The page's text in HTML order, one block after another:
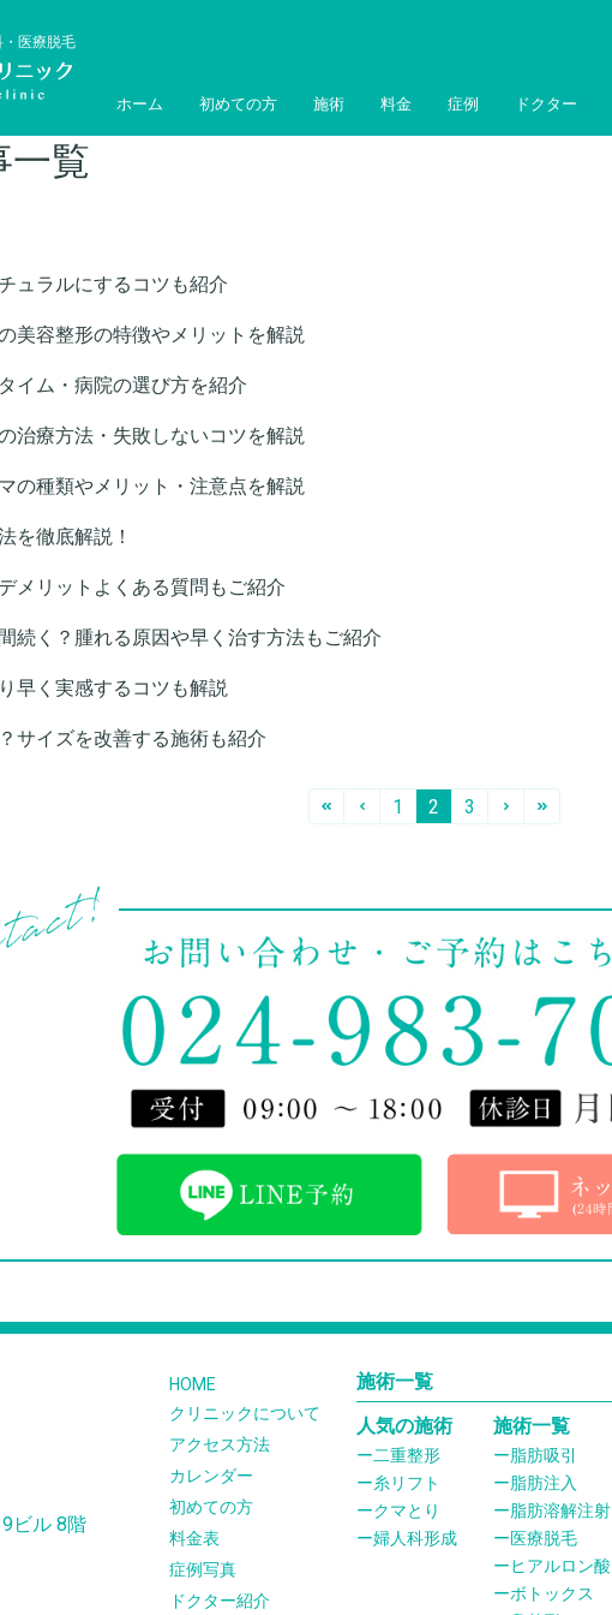
医療脱毛
ホーム 初めての方 施術 料金 症例 ドクター
一覧
ュラルにするコツも紹介
美容整形の特徴やメリットを解説
イム・病院の選び方を紹介
治療方法・失敗しないコツを解説
の種類やメリット・注意点を解説
を徹底解説！
メリットよくある質問もご紹介
続く？腫れる原因や早く治す方法もご紹介
早く実感するコツも解説
サイズを改善する施術も紹介
1 2 3
ビル 8階
HOME
クリニックについて
アクセス方法
カレンダー
初めての方
料金表
症例写真
ドクター紹介
施術一覧
人気の施術
二重整形
糸リフト
クマとり
婦人科形成
施術一覧
脂肪吸引
脂肪注入
脂肪溶解注射
医療脱毛
ヒアルロン酸
ボトックス